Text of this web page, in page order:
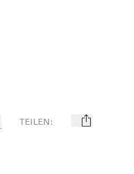
TEILEN: mail